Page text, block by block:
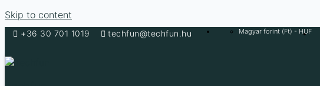
Skip to content
+36 30 701 1019 techfun@techfun.hu Magyar forint (Ft) - HUF